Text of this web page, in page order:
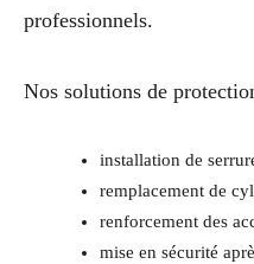
professionnels.
Nos solutions de
installation de
remplacement de
renforcement des
mise en sécurité